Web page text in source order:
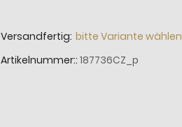
Versandfertig: bitte Variante wählen
Artikelnummer: 187736CZ_p